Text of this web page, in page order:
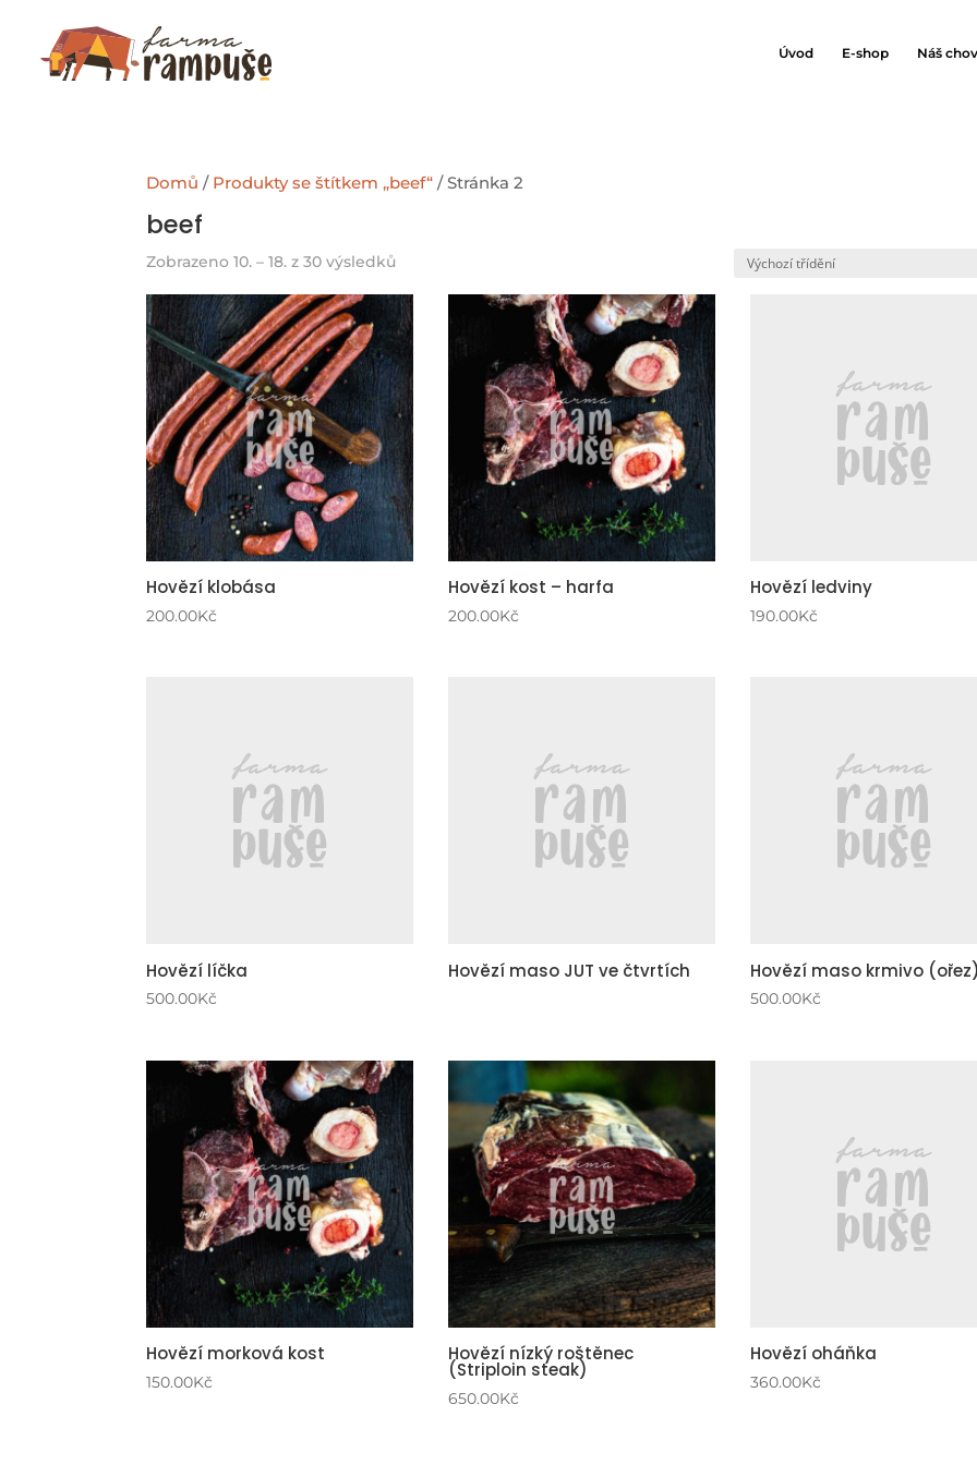
Úvod E-shop Náš chov
Domů / Produkty se štítkem „beef“ / Stránka 2
beef
Zobrazeno 10. – 18. z 30 výsledků
Hovězí klobása
200.00Kč
Hovězí kost – harfa
200.00Kč
Hovězí ledviny
190.00Kč
Hovězí líčka
500.00Kč
Hovězí maso JUT ve čtvrtích Hovězí maso krmivo
500.00Kč
Hovězí morková kost
150.00Kč
Hovězí nízký roštěnec
(Striploin steak)
650.00Kč
Hovězí oháňka
360.00Kč